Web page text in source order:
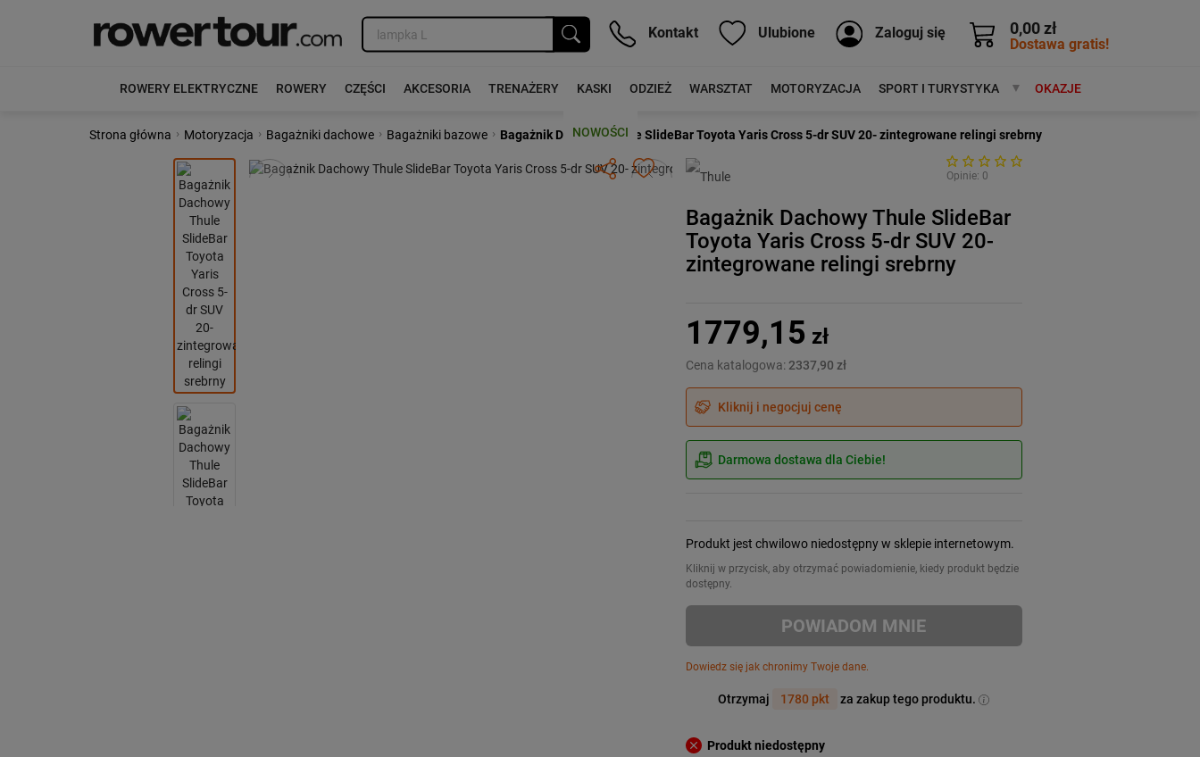
0,00 zł
Dostawa gratis!
Kontakt Ulubione Zaloguj się
ROWERY ELEKTRYCZNE ROWERY CZĘŚCI AKCESORIA TRENAŻERY KASKI ODZIEŻ WARSZTAT MOTORYZACJA SPORT I TURYSTYKA MARKIOKAZJE
NOWOŚCI
Strona główna › Motoryzacja › Bagażniki dachowe › Bagażniki bazowe › Bagażnik Dachowy Thule SlideBar Toyota Yaris Cross 5-dr SUV 20- zintegrowane relingi srebrny
Poprzedni Następny Opinie: 0
Bagażnik Dachowy Thule SlideBar
Toyota Yaris Cross 5-dr SUV 20-
zintegrowane relingi srebrny
1779,15 zł
Cena katalogowa:2337,90 zł
Kliknij i negocjuj cenę
Darmowa dostawa dla Ciebie!
Produkt jest chwilowo niedostępny w sklepie internetowym.
Kliknij w przycisk, aby otrzymać powiadomienie, kiedy produkt będzie
dostępny.
POWIADOM MNIE
Dowiedz się jak chronimy Twoje dane.
Otrzymaj 1780 pkt za zakup tego produktu.
Produkt niedostępny